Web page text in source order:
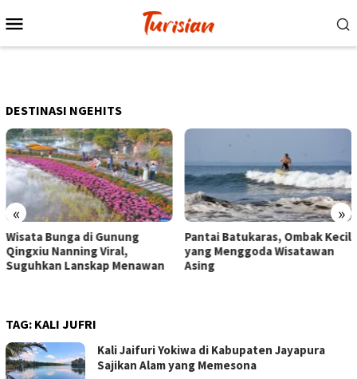
ke
Mobile
DESTINASI NGEHITS
« »
Pantai Batukaras, Ombak Kecil
yang Menggoda Wisatawan
Asing
Senja di Pantai Pangandaran,
Wisatawan Menikmati Sore
dengan Bermain hingga
TAG: KALI JUFRI
Kali Jaifuri Yokiwa di Kabupaten Jayapura
Sajikan Alam yang Memesona